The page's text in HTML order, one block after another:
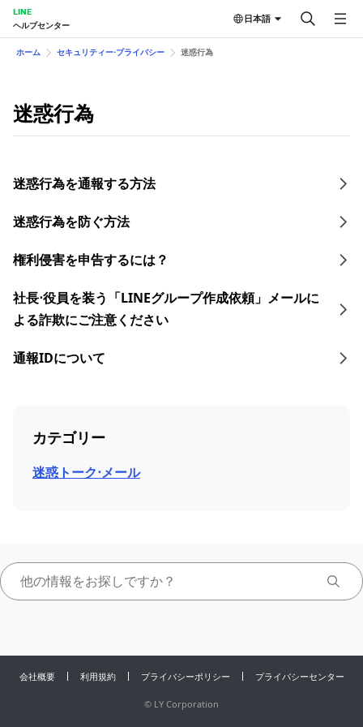
LINE
ヘルプセンター
日本語
ホーム セキュリティー⋅プライバシー 迷惑行為
迷惑行為
迷惑行為を通報する方法
迷惑行為を防ぐ方法
権利侵害を申告するには？
社長⋅役員を装う「LINEグループ作成依頼」メールに
よる詐欺にご注意ください
通報IDについて
カテゴリー
迷惑トーク⋅メール
会社概要 利用規約 プライバシーポリシー プライバシーセンター
© LY Corporation